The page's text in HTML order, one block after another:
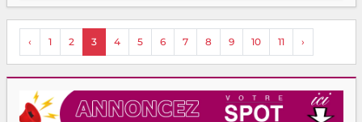
‹ 1 2 3 4 5 6 7 8 9 10 11 ›